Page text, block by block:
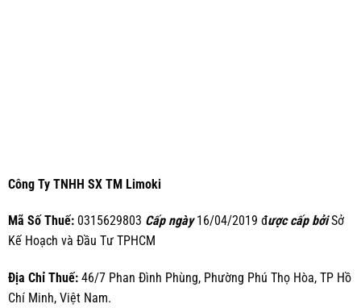
Công Ty TNHH SX TM Limoki
Mã Số Thuế:0315629803 Cấp ngày16/04/2019 được cấp bởiSở
Kế Hoạch và Đầu Tư TPHCM
Địa Chỉ Thuế:46/7 Phan Đình Phùng, Phường Phú Thọ Hòa, TP Hồ
Chí Minh, Việt Nam.